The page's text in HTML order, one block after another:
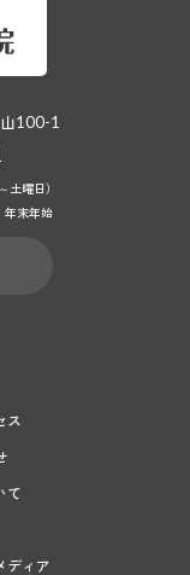
100-1
土曜日）
年末年始
ス
て
ディア